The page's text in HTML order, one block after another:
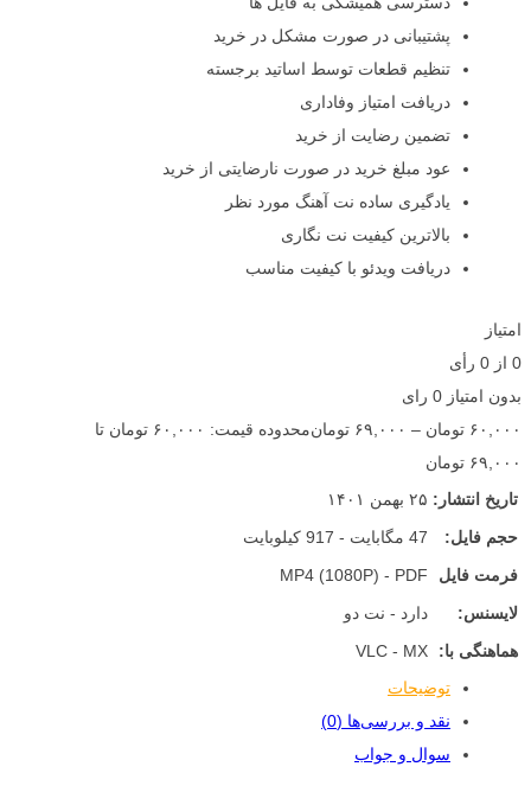
پشتیبانی در صورت مشکل در خرید
تنظیم قطعات توسط اساتید برجسته
دریافت امتیاز وفاداری
تضمین رضایت از خرید
عود مبلغ خرید در صورت نارضایتی از خرید
یادگیری ساده نت آهنگ مورد نظر
بالاترین کیفیت نت نگاری
دریافت ویدئو با کیفیت مناسب
امتیاز
0 از 0 رأی
بدون امتیاز 0 رای
۶۰,۰۰۰ تومان – ۶۹,۰۰۰ تومان
محدوده قیمت: ۶۰,۰۰۰ تومان تا
۶۹,۰۰۰ تومان
تاریخ انتشار: ۲۵ بهمن ۱۴۰۱
حجم فایل:
47 مگابایت - 917 کیلوبایت
فرمت فایل
MP4 (1080P) - PDF
لایسنس:
دارد - نت دو
هماهنگی با:
VLC - MX
توضیحات
نقد و بررسی‌ها (0)
سوال و جواب